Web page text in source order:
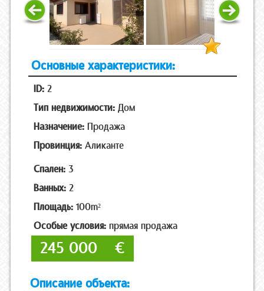
Основные характеристики:
ID: 2
Тип недвижимости: Дом
Назначение: Продажа
Провинция: Аликанте
Спален: 3
Ванных: 2
Площадь: 100m²
Особые условия: прямая продажа
245 000 €
Описание объекта: